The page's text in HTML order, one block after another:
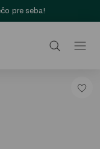
pre seba!